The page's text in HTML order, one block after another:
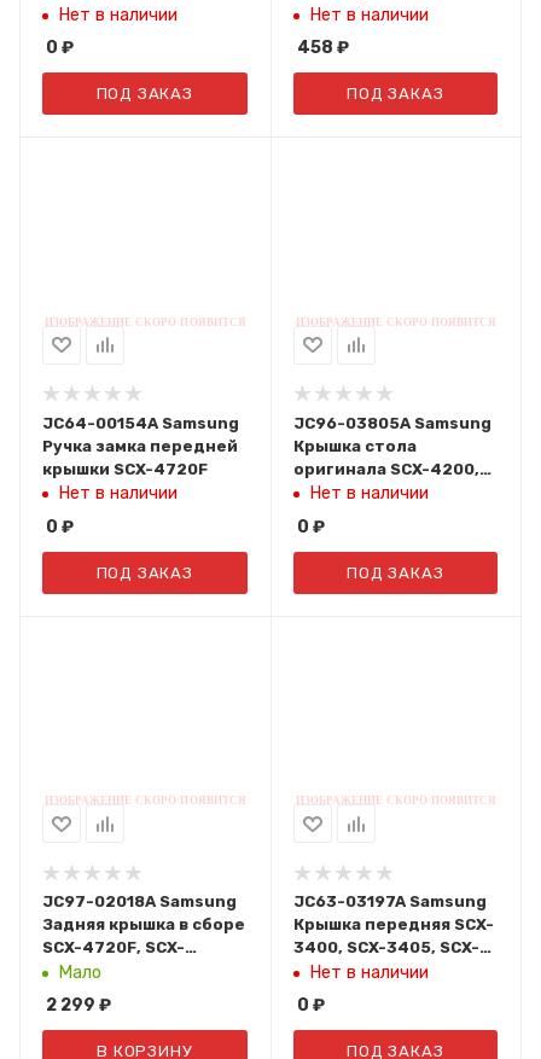
3051ND
Нет в наличии
0 ₽
ПОД ЗАКАЗ
4114F, SCX-4100, SCX-
4200, SCX-4x20F
Нет в наличии
458 ₽
ПОД ЗАКАЗ
JC64-00154A Samsung
Ручка замка передней
крышки SCX-4720F
Нет в наличии
0 ₽
ПОД ЗАКАЗ
JC96-03805A Samsung
Крышка стола
оригинала SCX-4200,
SCX-4220
Нет в наличии
0 ₽
ПОД ЗАКАЗ
JC97-02018A Samsung
Задняя крышка в сборе
SCX-4720F, SCX-
4720FN, SCX-4520
Мало
2 299 ₽
В КОРЗИНУ
JC63-03197A Samsung
Крышка передняя SCX-
3400, SCX-3405, SCX-
3407
Нет в наличии
0 ₽
ПОД ЗАКАЗ